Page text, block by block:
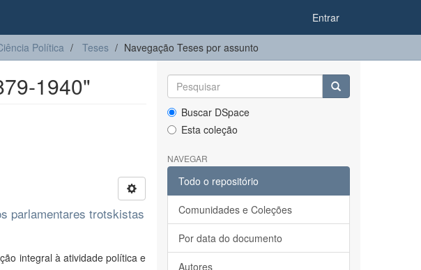
Entrar
Política Teses Navegação Teses por assunto
1940"
parlamentares trotskistas
integral à atividade política e
Buscar DSpace
Esta coleção
NAVEGAR
Todo o repositório
Comunidades e Coleções
Por data do documento
Autores